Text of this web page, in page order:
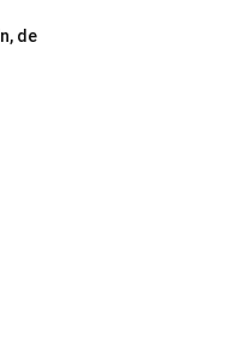
de